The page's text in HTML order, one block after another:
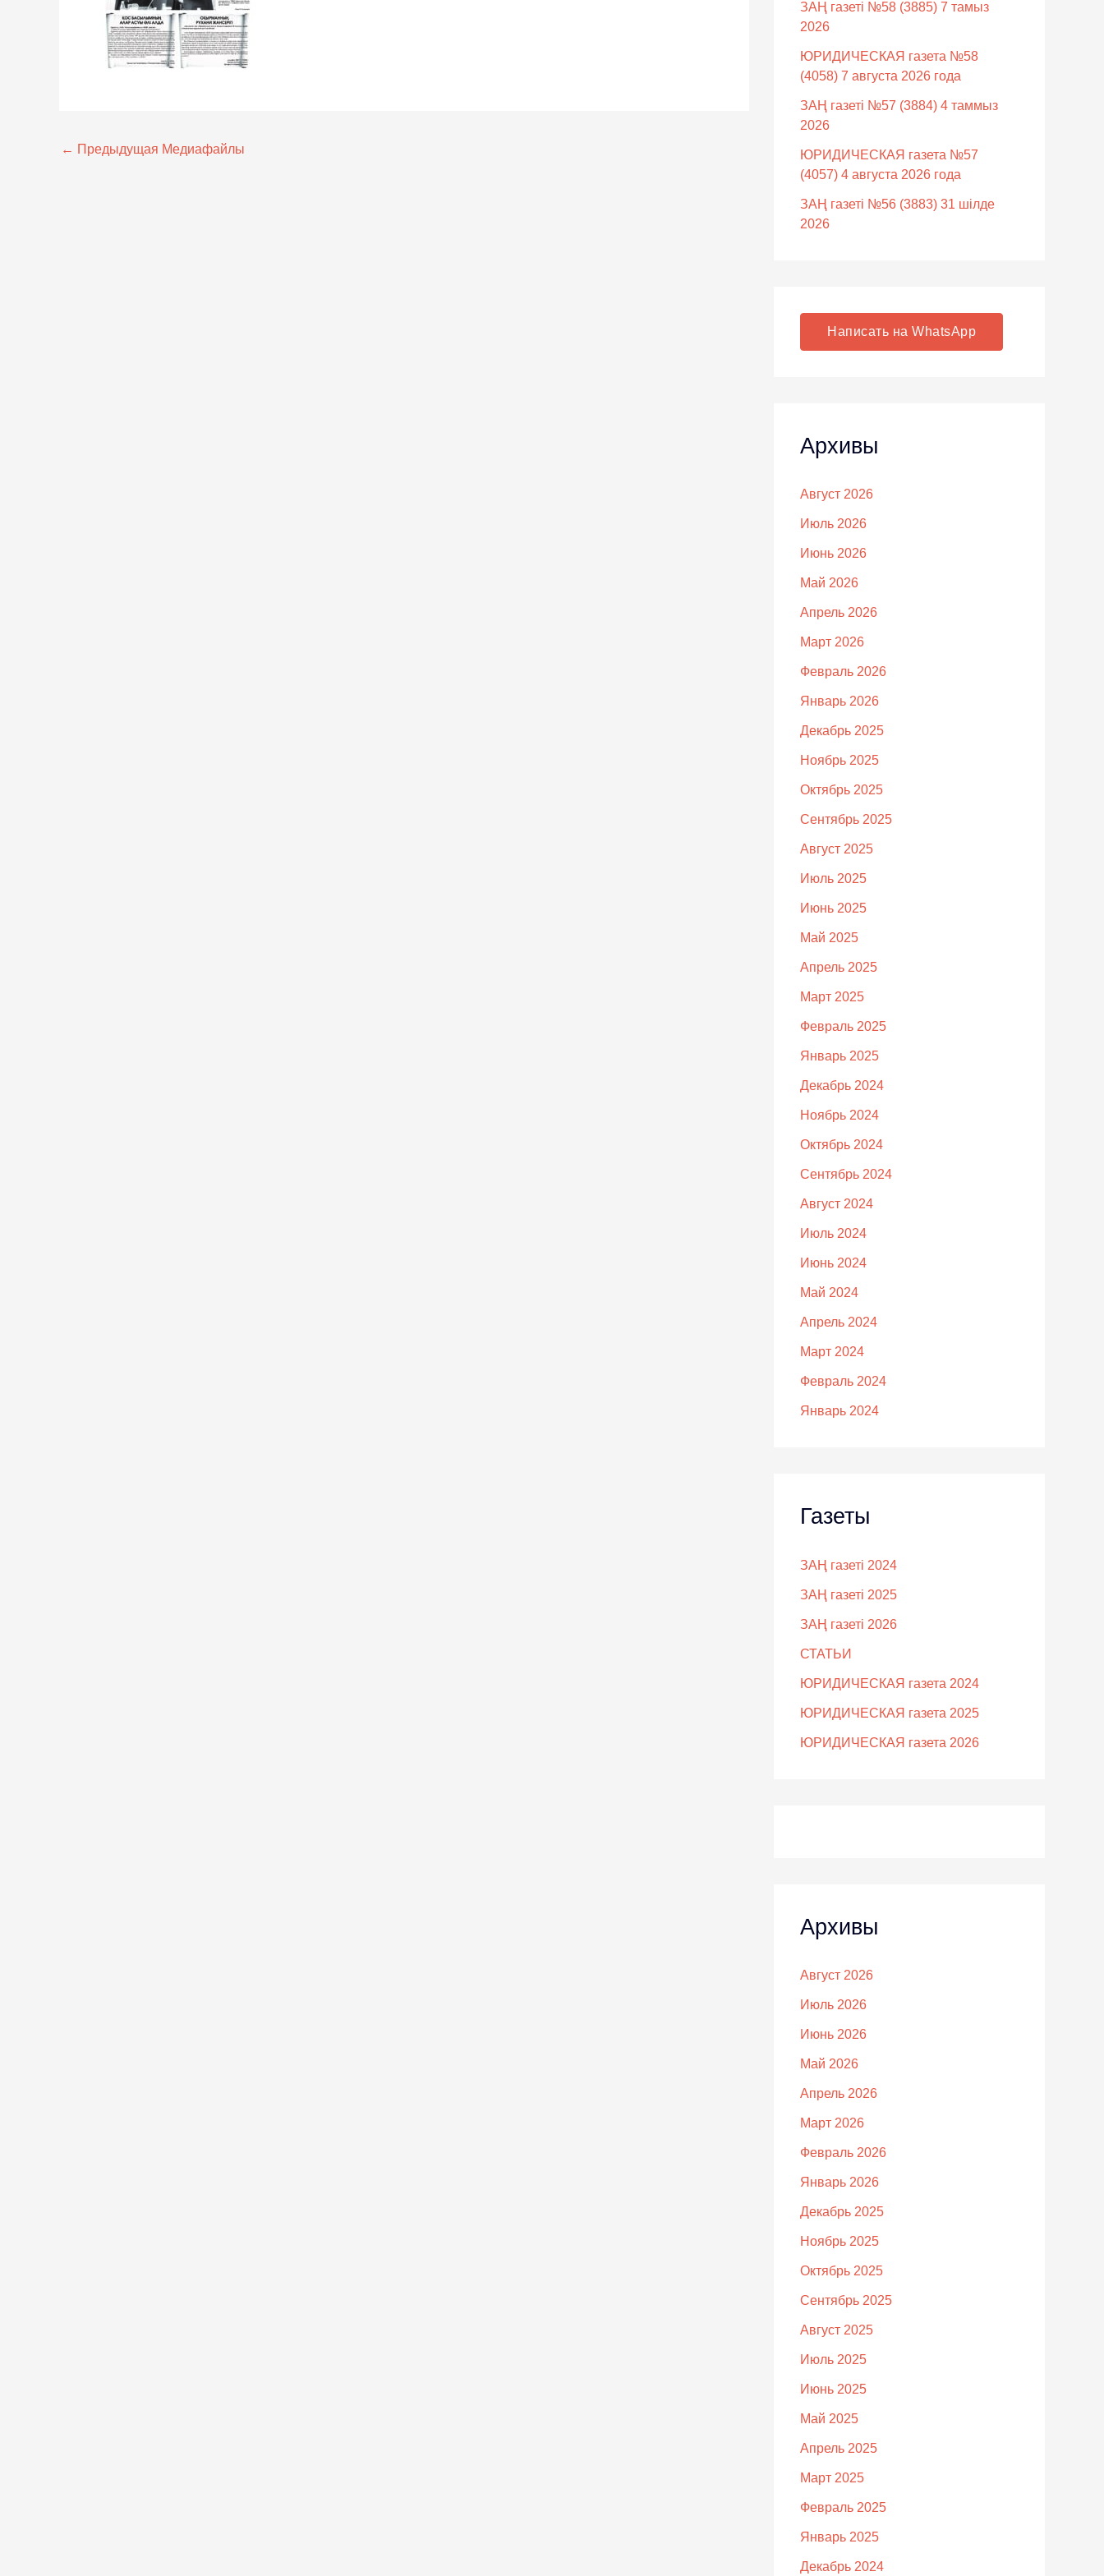
← Предыдущая Медиафайлы
ЗАҢ газеті №58 (3885) 7 тамыз
2026
ЮРИДИЧЕСКАЯ газета №58
(4058) 7 августа 2026 года
ЗАҢ газеті №57 (3884) 4 таммыз
2026
ЮРИДИЧЕСКАЯ газета №57
(4057) 4 августа 2026 года
ЗАҢ газеті №56 (3883) 31 шілде
2026
Написать на WhatsApp
Архивы
Август 2026
Июль 2026
Июнь 2026
Май 2026
Апрель 2026
Март 2026
Февраль 2026
Январь 2026
Декабрь 2025
Ноябрь 2025
Октябрь 2025
Сентябрь 2025
Август 2025
Июль 2025
Июнь 2025
Май 2025
Апрель 2025
Март 2025
Февраль 2025
Январь 2025
Декабрь 2024
Ноябрь 2024
Октябрь 2024
Сентябрь 2024
Август 2024
Июль 2024
Июнь 2024
Май 2024
Апрель 2024
Март 2024
Февраль 2024
Январь 2024
Газеты
ЗАҢ газеті 2024
ЗАҢ газеті 2025
ЗАҢ газеті 2026
СТАТЬИ
ЮРИДИЧЕСКАЯ газета 2024
ЮРИДИЧЕСКАЯ газета 2025
ЮРИДИЧЕСКАЯ газета 2026
Архивы
Август 2026
Июль 2026
Июнь 2026
Май 2026
Апрель 2026
Март 2026
Февраль 2026
Январь 2026
Декабрь 2025
Ноябрь 2025
Октябрь 2025
Сентябрь 2025
Август 2025
Июль 2025
Июнь 2025
Май 2025
Апрель 2025
Март 2025
Февраль 2025
Январь 2025
Декабрь 2024